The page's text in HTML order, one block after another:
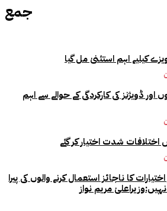
جمع
کیلیے اہم استثنیٰ مل گیا
اور ڈویژنز کی کارکردگی کے حوالے سے اہم
اختلافات شدت اختیار کر گئے
کا ناجائز استعمال کرنے والوں کی پیرا